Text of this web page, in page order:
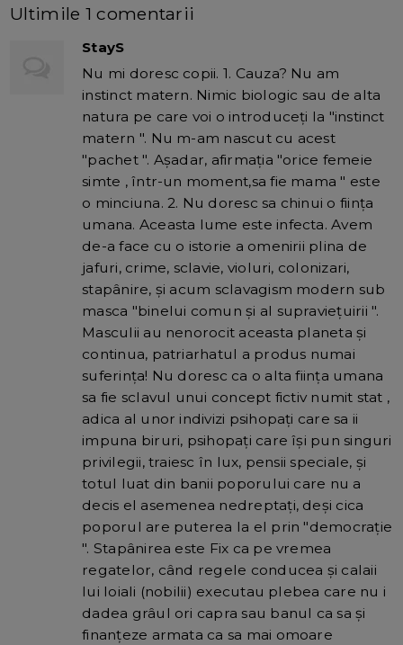
Ultimile 1 comentarii
StayS
Nu mi doresc copii. 1. Cauza? Nu am
instinct matern. Nimic biologic sau de alta
natura pe care voi o introduceţi la "instinct
matern ". Nu m-am nascut cu acest
"pachet ". Aşadar, afirmaţia "orice femeie
simte , într-un moment,sa fie mama " este
o minciuna. 2. Nu doresc sa chinui o fiinţa
umana. Aceasta lume este infecta. Avem
de-a face cu o istorie a omenirii plina de
jafuri, crime, sclavie, violuri, colonizari,
stapânire, şi acum sclavagism modern sub
masca "binelui comun şi al supravieţuirii ".
Masculii au nenorocit aceasta planeta şi
continua, patriarhatul a produs numai
suferinţa! Nu doresc ca o alta fiinţa umana
sa fie sclavul unui concept fictiv numit stat ,
adica al unor indivizi psihopaţi care sa ii
impuna biruri, psihopaţi care îşi pun singuri
privilegii, traiesc în lux, pensii speciale, şi
totul luat din banii poporului care nu a
decis el asemenea nedreptaţi, deşi cica
poporul are puterea la el prin "democraţie
". Stapânirea este Fix ca pe vremea
regatelor, când regele conducea şi calaii
lui loiali (nobilii) executau plebea care nu i
dadea grâul ori capra sau banul ca sa şi
finanţeze armata ca sa mai omoare